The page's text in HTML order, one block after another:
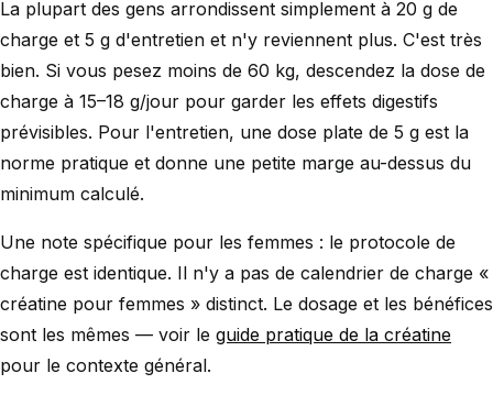
La plupart des gens arrondissent simplement à 20 g de
charge et 5 g d'entretien et n'y reviennent plus. C'est très
bien. Si vous pesez moins de 60 kg, descendez la dose de
charge à 15–18 g/jour pour garder les effets digestifs
prévisibles. Pour l'entretien, une dose plate de 5 g est la
norme pratique et donne une petite marge au-dessus du
minimum calculé.
Une note spécifique pour les femmes : le protocole de
charge est identique. Il n'y a pas de calendrier de charge «
créatine pour femmes » distinct. Le dosage et les bénéfices
sont les mêmes — voir le guide pratique de la créatine
pour le contexte général.